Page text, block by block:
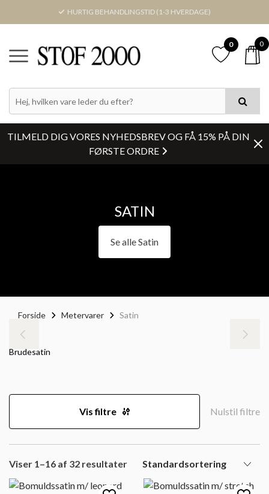
HURTIG BEHANDLINGSTID (1-3 HVERDAGE)
0 0
TILMELD DIG VORES NYHEDSBREV OG FÅ 15% PÅ DIN
FØRSTE ORDRE
SATIN
Se alle Satin
Forside Metervarer Satin
Brudesatin
PRIS
FARVE
Vis filtre Nulstil filtre
Viser 1–16 af 32 resultater